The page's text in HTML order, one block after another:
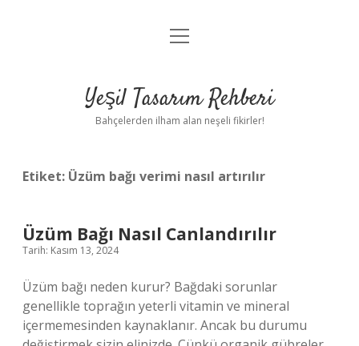
Anasayfa
Yasal Uyarı
menüyü
Yeşil Tasarım Rehberi
Bahçelerden ilham alan neşeli fikirler!
Etiket: Üzüm bağı verimi nasıl artırılır
Üzüm Bağı Nasıl Canlandırılır
Tarih: Kasım 13, 2024
Üzüm bağı neden kurur? Bağdaki sorunlar
genellikle toprağın yeterli vitamin ve mineral
içermemesinden kaynaklanır. Ancak bu durumu